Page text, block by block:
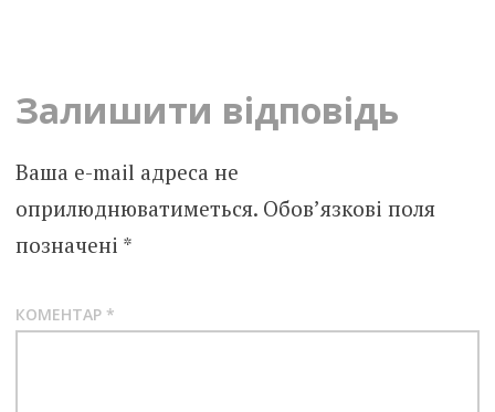
Залишити відповідь
Ваша e-mail адреса не
оприлюднюватиметься. Обов’язкові поля
позначені *
КОМЕНТАР *